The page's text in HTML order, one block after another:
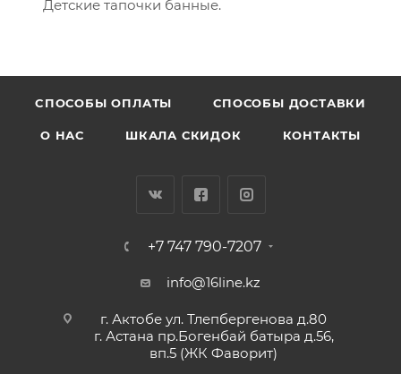
Детские тапочки банные.
CПОСОБЫ ОПЛАТЫ СПОСОБЫ ДОСТАВКИ
О НАС ШКАЛА СКИДОК КОНТАКТЫ
+7 747 790-7207
info@16line.kz
г. Актобе ул. Тлепбергенова д.80
г. Астана пр.Богенбай батыра д.56,
вп.5 (ЖК Фаворит)